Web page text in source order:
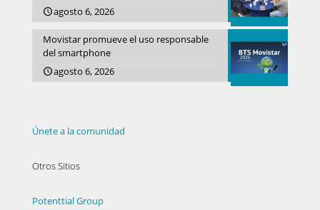
agosto 6, 2026
Movistar promueve el uso responsable
del smartphone
agosto 6, 2026
Únete a la comunidad
Otros Sitios
Potenttial Group